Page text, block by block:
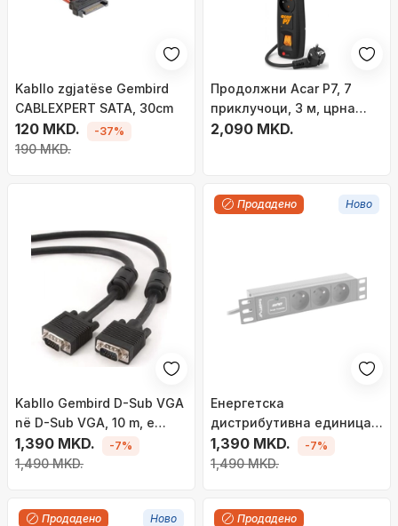
Kabllo zgjatëse Gembird
CABLEXPERT SATA, 30cm
120 MKD.
190 MKD.
-37%
Продолжни Acar P7, 7
приклучоци, 3 м, црна
боја
2,090 MKD.
Kabllo Gembird D-Sub VGA
në D-Sub VGA, 10 m, e
zezë
1,390 MKD.
1,490 MKD.
-7%
Продадено Ново
Енергетска
дистрибутивна единица
PDU 10\", 1U, 16A, 3 излези,
црна
1,390 MKD.
1,490 MKD.
-7%
Продадено Ново Продадено